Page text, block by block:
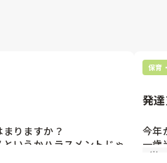
りますか？
いうかハラスメントじゃ
保育
発
今年
一歳
グレー